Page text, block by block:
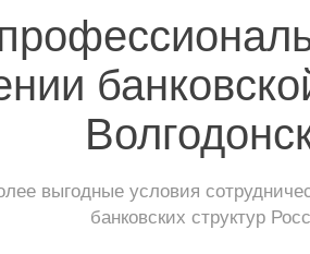
выгодные условия
банковских структур